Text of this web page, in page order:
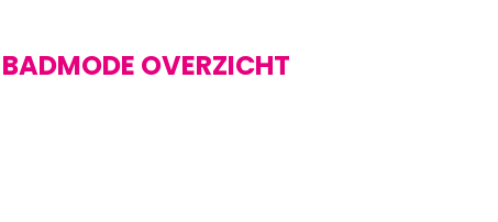
BADMODE OVERZICHT